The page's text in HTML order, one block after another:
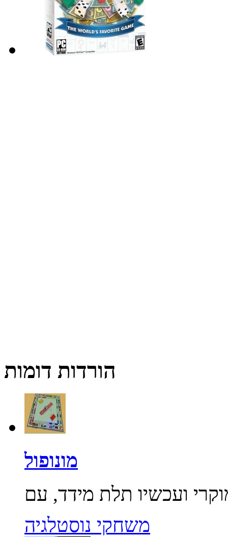
הורדות דומות
מונופול
משחקי נוסטלגיה